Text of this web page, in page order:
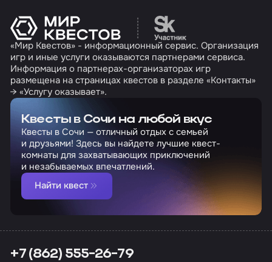
Перейти на сайт
«Мир Квестов» - информационный сервис. Организация
игр и иные услуги оказываются партнерами сервиса.
Информация о партнерах-организаторах игр
размещена на страницах квестов в разделе «Контакты»
→ «Услугу оказывает».
Квесты в Сочи на любой вкус
Квесты в Сочи — отличный отдых с семьей
и друзьями! Здесь вы найдете лучшие квест-
комнаты для захватывающих приключений
и незабываемых впечатлений.
Найти квест
+7 (862) 555-26-79